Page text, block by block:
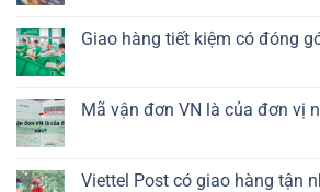
Giao hàng tiết kiệm có đóng
Mã vận đơn VN là của đơn vị
Viettel Post có giao hàng tận